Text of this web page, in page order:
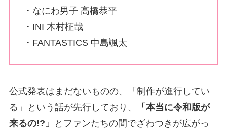
・なにわ男子 高橋恭平
・INI 木村柾哉
・FANTASTICS 中島颯太
公式発表はまだないものの、「制作が進行してい
る」という話が先行しており、
「本当に令和版が
来るの!?」
とファンたちの間でざわつきが広がっ